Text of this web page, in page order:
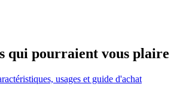
qui pourraient vous plaire